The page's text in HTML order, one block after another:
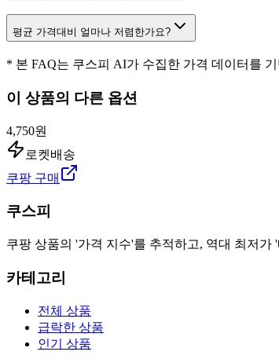
평균 가격대비 얼마나 저렴한가요?
* 본 FAQ는 쿠스피 AI가 수집한 가격 데이터를
이 상품의 다른 옵션
4,750원
로켓배송
쿠팡 구매
쿠스피
쿠팡 상품의 '가격 지수'를 추적하고, 역대 최저가
카테고리
전체 상품
급락한 상품
인기 상품